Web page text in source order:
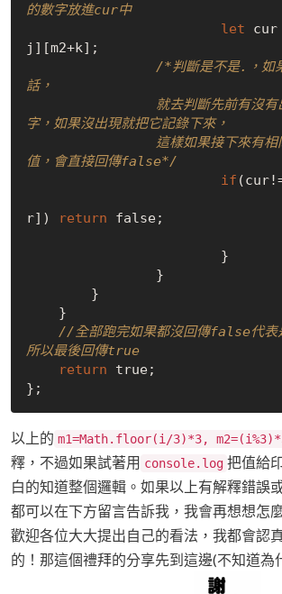
的數字放進cur中
let cur
j][m2+k];
/*判斷是不是.，如
話，
字，如果沒出現就把它記錄下來，
值，會直接回傳false*/
if
r])
return false;
//全部跑完如果都沒回傳false代表
所以最後回傳true
return
true;
以上的 m1=Math.floor(i/3)*3,
釋，不過如果試著用 console.log 把值給
白的知道整個邏輯。如果以上有解釋錯誤
都可以在下方留言告訴我，我會再想想怎
歡迎各位大大提出自己的看法，我都會認
的！那這個禮拜的分享先到這邊(不知道為